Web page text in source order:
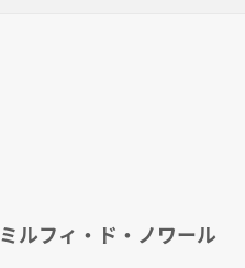
ミルフィ・ド・ノワール